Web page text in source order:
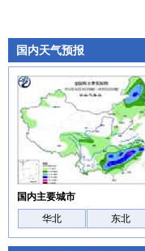
国内天气预报
国内主要城市
华北
东北